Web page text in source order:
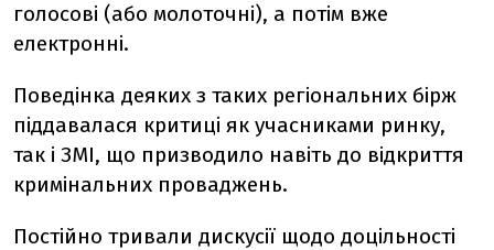
голосові (або молоточні), а потім вже
електронні.
Поведінка деяких з таких регіональних бірж
піддавалася критиці як учасниками ринку,
так і ЗМІ, що призводило навіть до відкриття
кримінальних проваджень.
Постійно тривали дискусії щодо доцільності